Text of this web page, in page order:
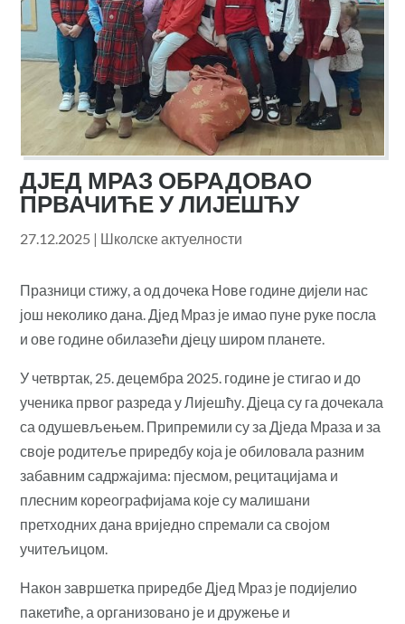
ДЈЕД МРАЗ ОБРАДОВАО
ПРВАЧИЋЕ У ЛИЈЕШЋУ
27.12.2025 | Школске актуелности
Празници стижу, а од дочека Нове године дијели нас
још неколико дана. Дјед Мраз је имао пуне руке посла
и ове године обилазећи дјецу широм планете.
У четвртак, 25. децембра 2025. године је стигао и до
ученика првог разреда у Лијешћу. Дјеца су га дочекала
са одушевљењем. Припремили су за Дједа Мраза и за
своје родитеље приредбу која је обиловала разним
забавним садржајима: пјесмом, рецитацијама и
плесним кореографијама које су малишани
претходних дана вриједно спремали са својом
учитељицом.
Након завршетка приредбе Дјед Мраз је подијелио
пакетиће, а организовано је и дружење и